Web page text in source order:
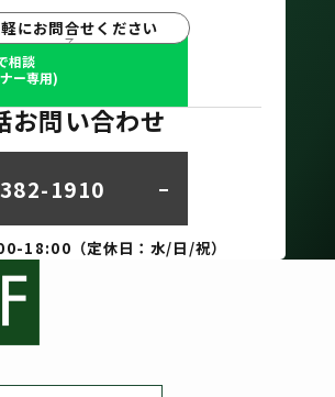
にお問合せください
相談
ー専用)
お問い合わせ
1910
18:00（定休日：水/日/祝）